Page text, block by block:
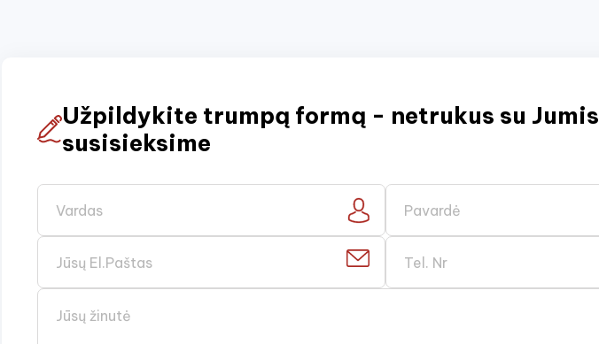
Užpildykite trumpą formą - netrukus su Jumis
susisieksime